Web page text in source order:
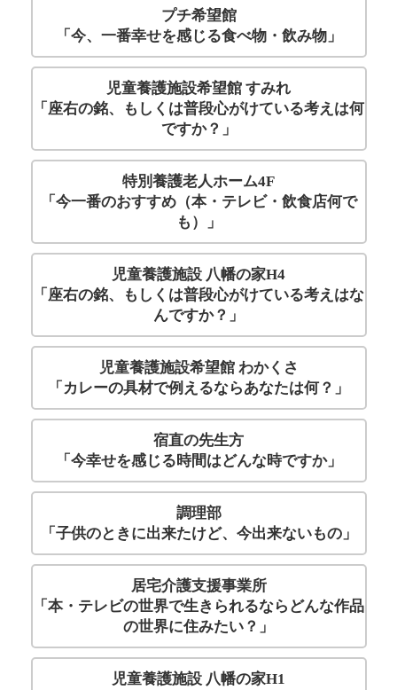
プチ希望館
「今、一番幸せを感じる食べ物・飲み物」
児童養護施設希望館 すみれ
「座右の銘、もしくは普段心がけている考えは何
ですか？」
特別養護老人ホーム4F
「今一番のおすすめ（本・テレビ・飲食店何で
も）」
児童養護施設 八幡の家H4
「座右の銘、もしくは普段心がけている考えはな
んですか？」
児童養護施設希望館 わかくさ
「カレーの具材で例えるならあなたは何？」
宿直の先生方
「今幸せを感じる時間はどんな時ですか」
調理部
「子供のときに出来たけど、今出来ないもの」
居宅介護支援事業所
「本・テレビの世界で生きられるならどんな作品
の世界に住みたい？」
児童養護施設 八幡の家H1